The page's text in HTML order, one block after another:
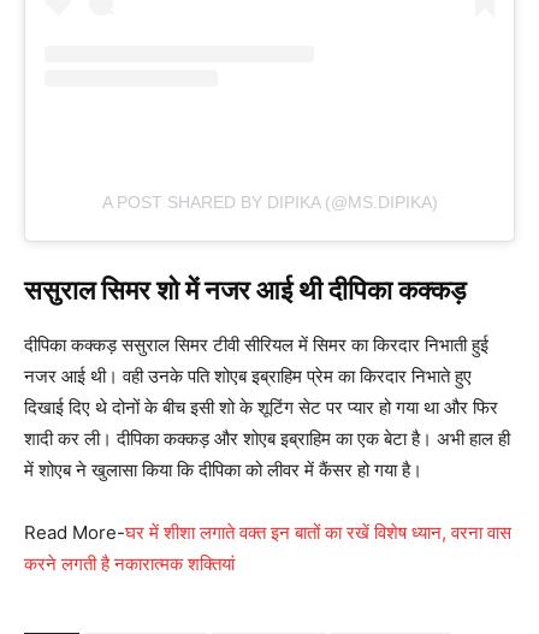
A POST SHARED BY DIPIKA (@MS.DIPIKA)
ससुराल सिमर शो में नजर आई थी दीपिका कक्कड़
दीपिका कक्कड़ ससुराल सिमर टीवी सीरियल में सिमर का किरदार निभाती हुई
नजर आई थी। वही उनके पति शोएब इब्राहिम प्रेम का किरदार निभाते हुए
दिखाई दिए थे दोनों के बीच इसी शो के शूटिंग सेट पर प्यार हो गया था और फिर
शादी कर ली। दीपिका कक्कड़ और शोएब इब्राहिम का एक बेटा है। अभी हाल ही
में शोएब ने खुलासा किया कि दीपिका को लीवर में कैंसर हो गया है।
Read More-घर में शीशा लगाते वक्त इन बातों का रखें विशेष ध्यान, वरना वास
करने लगती है नकारात्मक शक्तियां